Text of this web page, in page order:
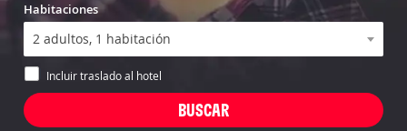
Habitaciones
Incluir traslado al hotel